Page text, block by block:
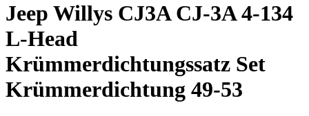
Jeep Willys CJ3A CJ-3A 4-134
L-Head
Krümmerdichtungssatz Set
Krümmerdichtung 49-53